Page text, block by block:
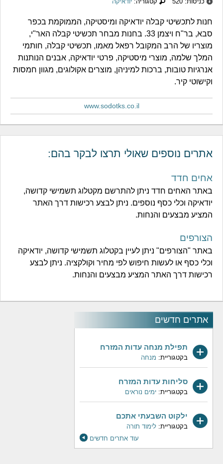
אתרים חדשים
תפילת מנחה עדות המזרח
בקטגוריית: מנחה
סליחות עדות המזרח
בקטגוריית: ימים נוראים
ילקוט השבעתי אתכם
בקטגוריית: לימוד תורה
עוד אתרים חדשים
חנות לתכשיטי קבלה יודאיקה ומיסטיקה, הממוקמת בכפר
סבא, בר"ח ויצמן 33. בחנות מבחר תכשיטי קבלה האר"י,
מוצריו של הרב המקובל רפאל מאמו, תכשיטי קבלה, חותמי
המלך שלמה, מוצרי מיסטיקה, פרטי יודאיקה, אבנים הנותנות
אנרגיות טובות, ברכות למיניהן, מוצרים אקולוגים, מגוון חמסות
וקישוטי קיר.
www.sodotks.co.il
אתרים נוספים שאולי תרצו לבקר בהם:
אחים חדד
באתר האחים חדד ניתן להתרשם מקטלוג תשמישי קדושה,
יודאיקה וכלי כסף נוספים. ניתן לבצע רכישות דרך האתר
המציע מבצעים והנחות.
הצורפים
באתר "הצורפים" ניתן לעיין בקטלוג תשמישי קדושה, יודאיקה
וכלי כסף או לעשות חיפוש לפי מחיר וקולקציה. ניתן לבצע
רכישות דרך האתר המציע מבצעים והנחות.